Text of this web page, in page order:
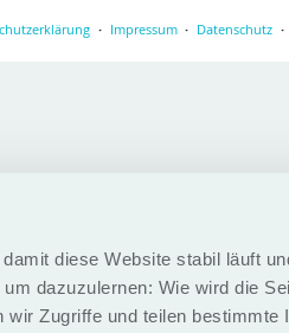
diese Website stabil läuft
dazuzulernen: Wie wird die
Zugriffe und teilen bestimmte
Impressum Datenschutz